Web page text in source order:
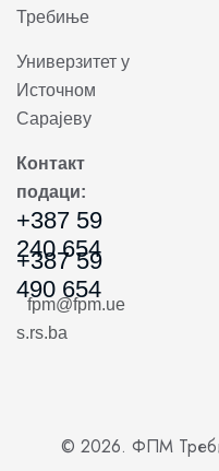
Требиње
Универзитет у
Источном
Сарајеву
Контакт
подаци:
+387 59
240 654
+387 59
490 654
fpm@fpm.ue
s.rs.ba
© 2026. ФПМ